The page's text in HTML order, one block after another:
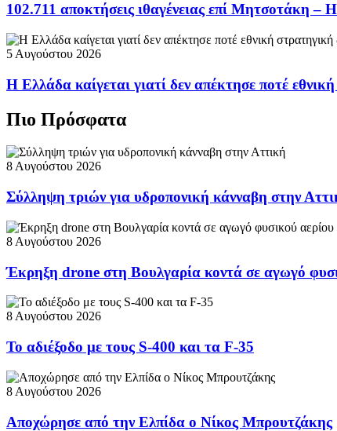
102.711 αποκτήσεις ιθαγένειας επί Μητσοτάκη –
5 Αυγούστου 2026
Η Ελλάδα καίγεται γιατί δεν απέκτησε ποτέ
Πιο Πρόσφατα
8 Αυγούστου 2026
Σύλληψη τριών για υδροπονική κάνναβη στην
8 Αυγούστου 2026
Έκρηξη drone στη Βουλγαρία κοντά σε αγωγό
8 Αυγούστου 2026
Το αδιέξοδο με τους S-400 και τα F-35
8 Αυγούστου 2026
Αποχώρησε από την Ελπίδα ο Νίκος Μπρουτζάκης